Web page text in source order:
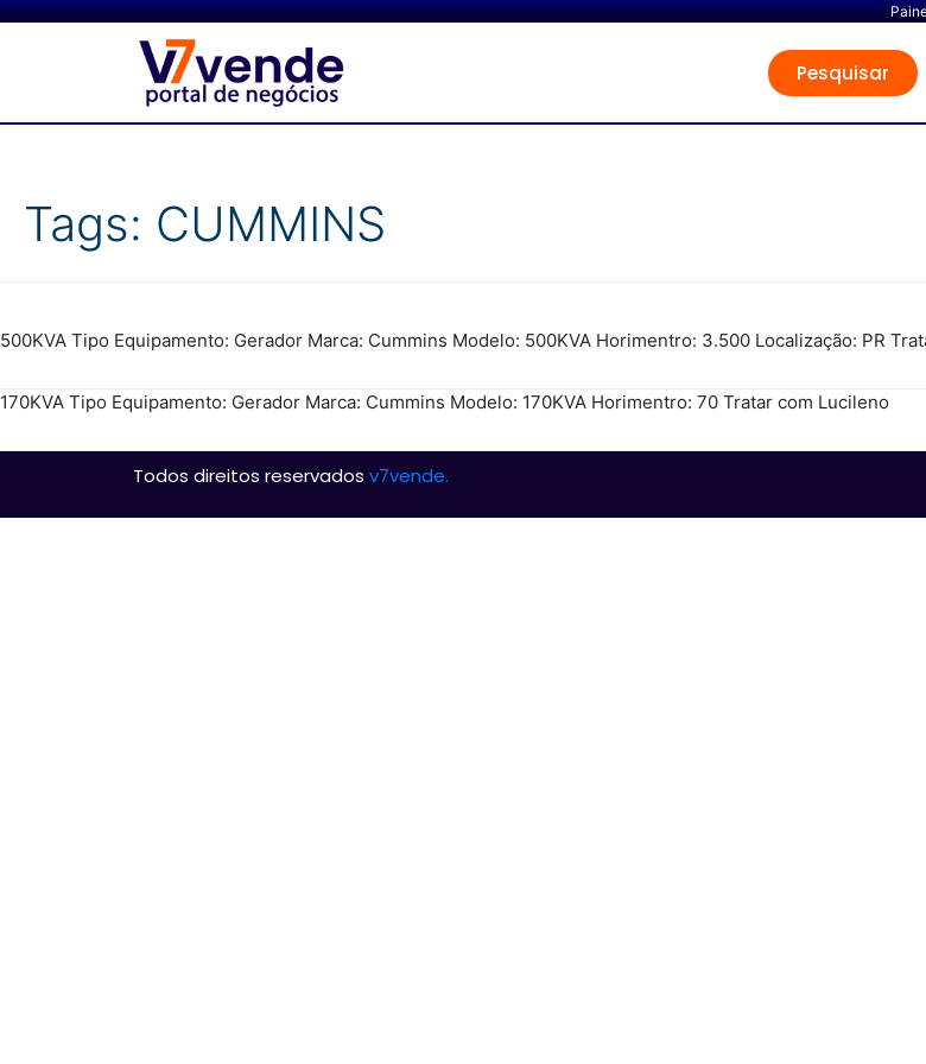
Pesquisar
Tags: CUMMINS
500KVA Tipo Equipamento: Gerador Marca: Cummins Modelo: 500KVA Horimentro: 3.500 Localização: PR
170KVA Tipo Equipamento: Gerador Marca: Cummins Modelo: 170KVA Horimentro: 70 Tratar com Lucileno
Todos direitos reservados v7vende.